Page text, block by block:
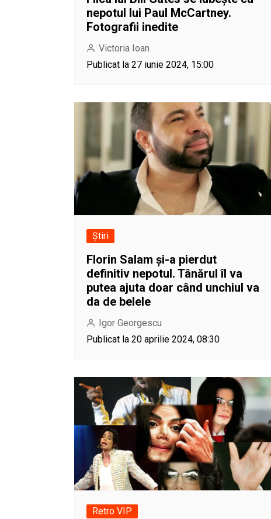
nepotul lui Paul McCartney.
Fotografii inedite
Victoria Ioan
Publicat la 27 iunie 2024, 15:00
Știri
Florin Salam și-a pierdut
definitiv nepotul. Tânărul îl va
putea ajuta doar când unchiul va
da de belele
Igor Georgescu
Publicat la 20 aprilie 2024, 08:30
Retro VIP